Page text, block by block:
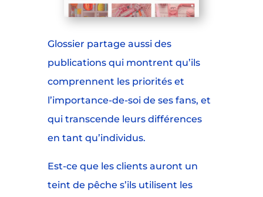
Glossier partage aussi des
publications qui montrent qu’ils
comprennent les priorités et
l’importance-de-soi de ses fans, et
qui transcende leurs différences
en tant qu’individus.
Est-ce que les clients auront un
teint de pêche s’ils utilisent les